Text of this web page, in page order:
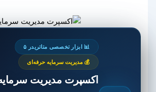
📊 ابزار تخصصی متاتریدر ۵
💰 مدیریت سرمایه حرفه‌ای
اکسپرت مدیریت سرمایه